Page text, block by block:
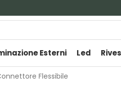
Esterni Led
Flessibile